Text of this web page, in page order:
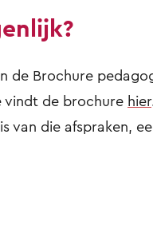
de Brochure
vindt de brochure hier
van die afspraken,